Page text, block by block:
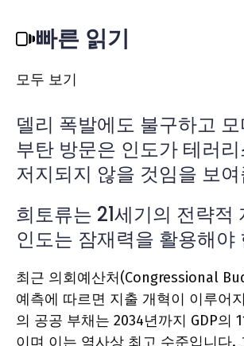
빠른 읽기
모두 보기
델리 폭발에도 불구하고
부탄 방문은 인도가 테러
저지되지 않을 것임을 보
희토류는 21세기의 전략적
인도는 잠재력을 활용해야
최근 의회예산처(Congressional
예측에 따르면 지출 개혁이 이루어
의 공공 부채는 2034년까지 GDP의
이며 이는 역사상 최고 수준입니다.